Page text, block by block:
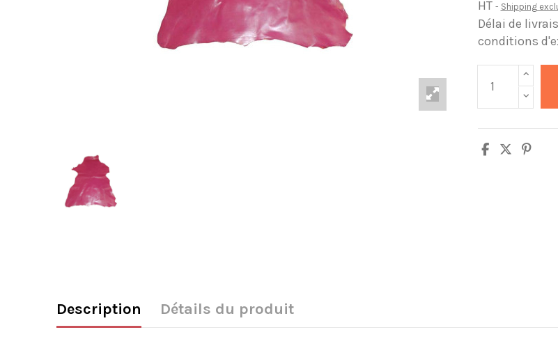
HT Shipping
Délai de
conditions
Description Détails du produit